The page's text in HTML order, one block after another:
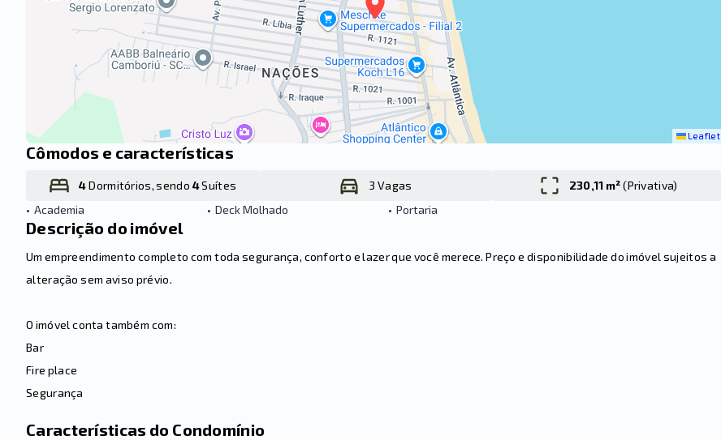
Leaflet
Cômodos e características
4Dormitórios, sendo 4Suítes 3 Vagas 230,11 m²(Privativa)
• Academia • Deck Molhado • Portaria
Descrição do imóvel
Um empreendimento completo com toda segurança, conforto e lazer que você merece. Preço e disponibilidade do imóvel sujeitos a
alteração sem aviso prévio.
O imóvel conta também com:
Bar
Fire place
Segurança
Características do Condomínio